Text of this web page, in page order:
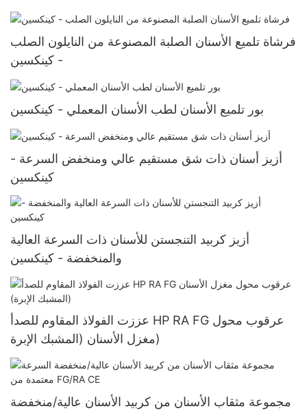
فرشاة تلميع الأسنان الصلبة المصنوعة من النايلون الصلب
- كينكسين
بور تلميع الأسنان لطب الأسنان المعملي - كينكسين
أزيز أسنان ذات شق مستقيم عالي ومنخفض السرعة -
كينكسين
أزيز كربيد التنجستن للأسنان ذات السرعة العالية
والمنخفضة - كينكسين
عززت الفولاذ المقاوم للصدأ HP RA FG عرقوب محول
مغزل الأسنان (المشبك الإبرة)
مجموعة مثقاب الأسنان من كربيد الأسنان عالية/منخفضة